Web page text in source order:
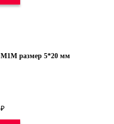
М1М размер 5*20 мм
₽